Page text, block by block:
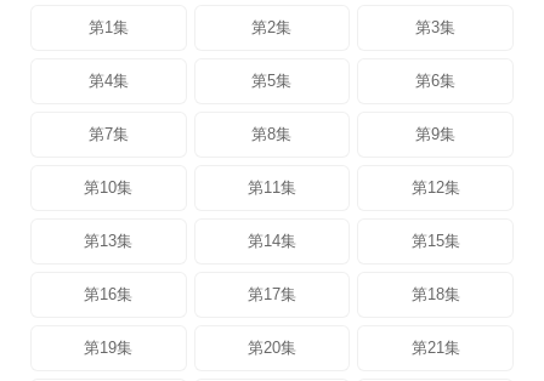
第1集 第2集 第3集
第4集 第5集 第6集
第7集 第8集 第9集
第10集 第11集 第12集
第13集 第14集 第15集
第16集 第17集 第18集
第19集 第20集 第21集